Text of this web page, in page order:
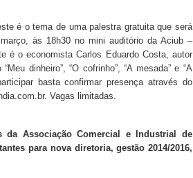
é o tema de uma palestra gratuita que será
às 18h30 no mini auditório da Aciub –
é o economista Carlos Eduardo Costa, autor
dinheiro”, “O cofrinho”, “A mesada” e “A
basta confirmar presença através do
Vagas limitadas.
da Associação Comercial e Industrial de
para nova diretoria, gestão 2014/2016,